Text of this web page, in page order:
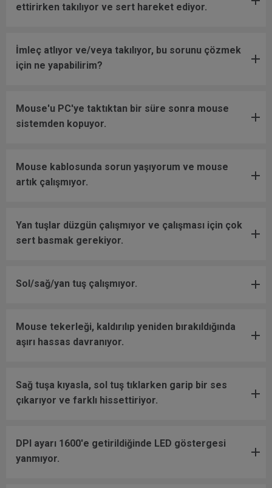
ettirirken takılıyor ve sert hareket ediyor.
İmleç atlıyor ve/veya takılıyor, bu sorunu çözmek
için ne yapabilirim?
Mouse'u PC'ye taktıktan bir süre sonra mouse
sistemden kopuyor.
Mouse kablosunda sorun yaşıyorum ve mouse
artık çalışmıyor.
Yan tuşlar düzgün çalışmıyor ve çalışması için çok
sert basmak gerekiyor.
Sol/sağ/yan tuş çalışmıyor.
Mouse tekerleği, kaldırılıp yeniden bırakıldığında
aşırı hassas davranıyor.
Sağ tuşa kıyasla, sol tuş tıklarken garip bir ses
çıkarıyor ve farklı hissettiriyor.
DPI ayarı 1600'e getirildiğinde LED göstergesi
yanmıyor.